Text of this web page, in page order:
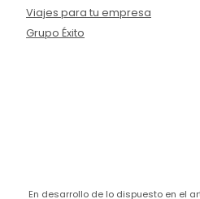
Viajes para tu empresa
Grupo Éxito
En desarrollo de lo dispuesto en el